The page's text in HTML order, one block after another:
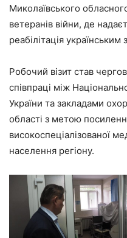
Миколаївського
ветеранів війни, де
реабілітація українським
Робочий візит став
співпраці між
України та закладами
області з метою
високоспеціалізованої
населення регіону.